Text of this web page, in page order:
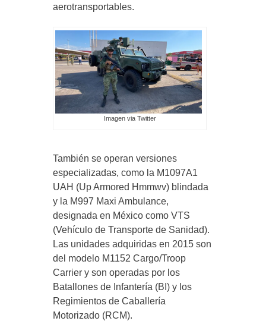
aerotransportables.
Imagen via Twitter
También se operan versiones
especializadas, como la M1097A1
UAH (Up Armored Hmmwv) blindada
y la M997 Maxi Ambulance,
designada en México como VTS
(Vehículo de Transporte de Sanidad).
Las unidades adquiridas en 2015 son
del modelo M1152 Cargo/Troop
Carrier y son operadas por los
Batallones de Infantería (BI) y los
Regimientos de Caballería
Motorizado (RCM).